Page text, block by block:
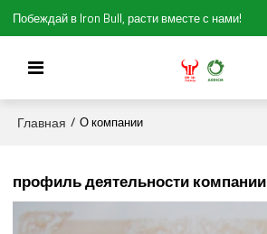
Побеждай в Iron Bull, расти вместе с нами!
Главная / О компании
профиль деятельности компании